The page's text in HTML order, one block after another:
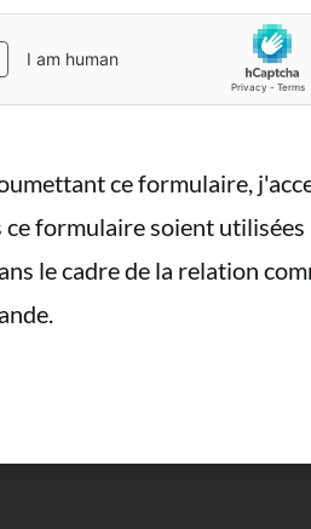
ce formulaire,
ce formulaire soient
le cadre de la relation